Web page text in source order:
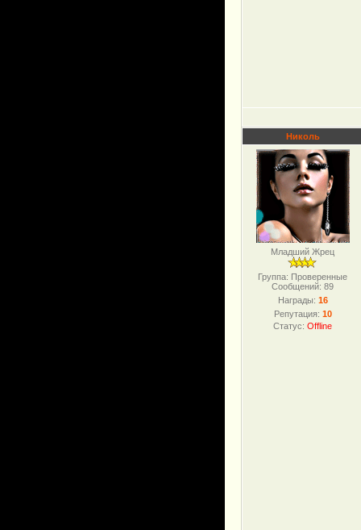
Николь
Младший Жрец
Группа: Проверенные
Сообщений:89
Награды: 16
Репутация: 10
Статус:Offline